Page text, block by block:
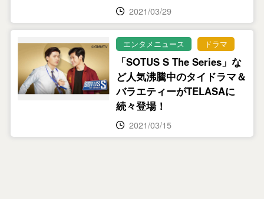
2021/03/29
エンタメニュース ドラマ
「SOTUS S The Series」な
ど人気沸騰中のタイドラマ＆
バラエティーがTELASAに
続々登場！
2021/03/15